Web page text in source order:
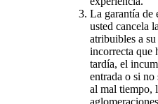
La garantía de
usted cancela
atribuibles a
incorrecta que
tardía, el
entrada o si no
al mal tiempo,